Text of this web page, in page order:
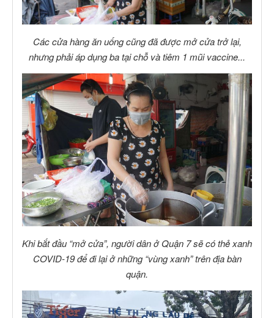
Các cửa hàng ăn uống cũng đã được mở cửa trở lại,
nhưng phải áp dụng ba tại chỗ và tiêm 1 mũi vaccine...
Khi bắt đầu “mở cửa”, người dân ở Quận 7 sẽ có thẻ xanh
COVID-19 để đi lại ở những “vùng xanh” trên địa bàn
quận.